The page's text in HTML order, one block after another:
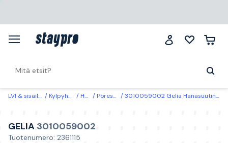
LVI & sisäilma Kylpyhuone Hanat Poresuuttimet 3010059002 Gelia Hanasuutin säästää 7 litraa/min Sisäkierre, M22
GELIA 3010059002
Tuotenumero: 2361115